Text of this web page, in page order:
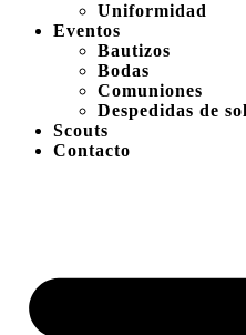
Uniformidad
Eventos
Bautizos
Bodas
Comuniones
Despedidas de
Scouts
Contacto